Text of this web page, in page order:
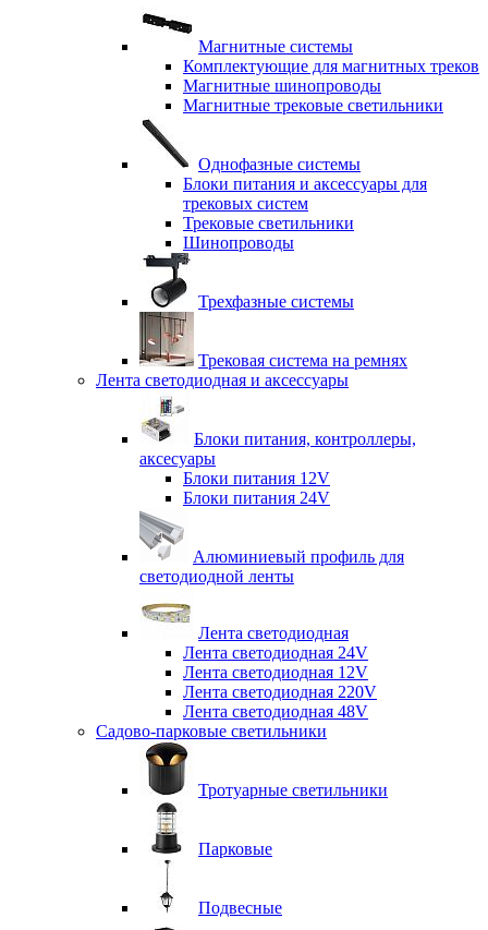
Магнитные системы
Комплектующие для магнитных треков
Магнитные шинопроводы
Магнитные трековые светильники
Однофазные системы
Блоки питания и аксессуары для
трековых систем
Трековые светильники
Шинопроводы
Трехфазные системы
Трековая система на ремнях
Лента светодиодная и аксессуары
Блоки питания, контроллеры,
аксесуары
Блоки питания 12V
Блоки питания 24V
Алюминиевый профиль для
светодиодной ленты
Лента светодиодная
Лента светодиодная 24V
Лента светодиодная 12V
Лента светодиодная 220V
Лента светодиодная 48V
Садово-парковые светильники
Тротуарные светильники
Парковые
Подвесные